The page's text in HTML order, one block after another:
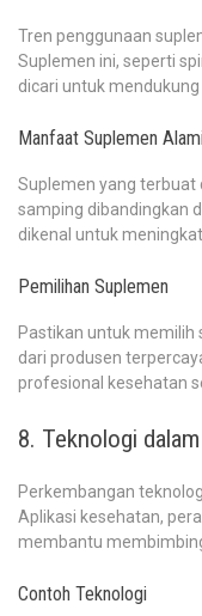
Tren penggunaan
Suplemen ini, seperti
dicari untuk mendukung
Manfaat Suplemen Alami
Suplemen yang terbuat
samping dibandingkan
dikenal untuk
Pemilihan Suplemen
Pastikan untuk memilih
dari produsen
profesional kesehatan
8. Teknologi
Perkembangan
Aplikasi kesehatan,
membantu
Contoh Teknologi